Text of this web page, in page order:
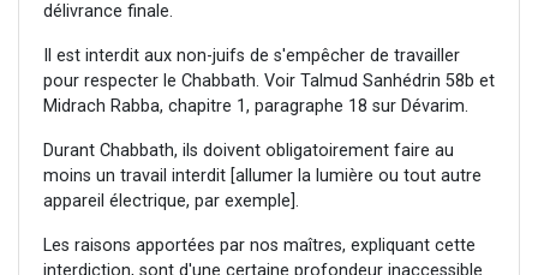
délivrance finale.
Il est interdit aux non-juifs de s'empêcher de travailler
pour respecter le Chabbath. Voir Talmud Sanhédrin 58b et
Midrach Rabba, chapitre 1, paragraphe 18 sur Dévarim.
Durant Chabbath, ils doivent obligatoirement faire au
moins un travail interdit [allumer la lumière ou tout autre
appareil électrique, par exemple].
Les raisons apportées par nos maîtres, expliquant cette